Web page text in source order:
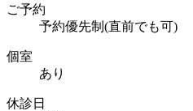
ご予約
予約優先制(直前でも可)
個室
あり
休診日